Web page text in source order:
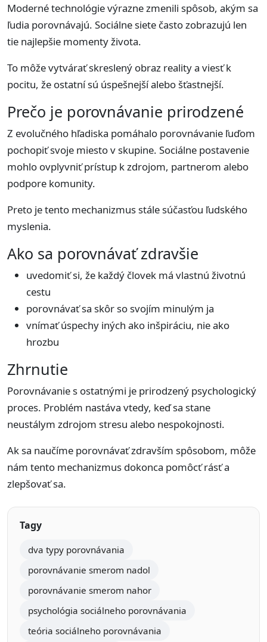
Moderné technológie výrazne zmenili spôsob, akým sa
ľudia porovnávajú. Sociálne siete často zobrazujú len
tie najlepšie momenty života.
To môže vytvárať skreslený obraz reality a viesť k
pocitu, že ostatní sú úspešnejší alebo šťastnejší.
Prečo je porovnávanie prirodzené
Z evolučného hľadiska pomáhalo porovnávanie ľuďom
pochopiť svoje miesto v skupine. Sociálne postavenie
mohlo ovplyvniť prístup k zdrojom, partnerom alebo
podpore komunity.
Preto je tento mechanizmus stále súčasťou ľudského
myslenia.
Ako sa porovnávať zdravšie
uvedomiť si, že každý človek má vlastnú životnú
cestu
porovnávať sa skôr so svojím minulým ja
vnímať úspechy iných ako inšpiráciu, nie ako
hrozbu
Zhrnutie
Porovnávanie s ostatnými je prirodzený psychologický
proces. Problém nastáva vtedy, keď sa stane
neustálym zdrojom stresu alebo nespokojnosti.
Ak sa naučíme porovnávať zdravším spôsobom, môže
nám tento mechanizmus dokonca pomôcť rásť a
zlepšovať sa.
Tagy
dva typy porovnávania
porovnávanie smerom nadol
porovnávanie smerom nahor
psychológia sociálneho porovnávania
teória sociálneho porovnávania